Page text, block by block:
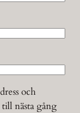
och
nästa gång